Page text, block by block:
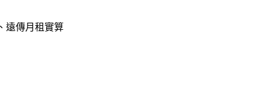
遠傳月租實算